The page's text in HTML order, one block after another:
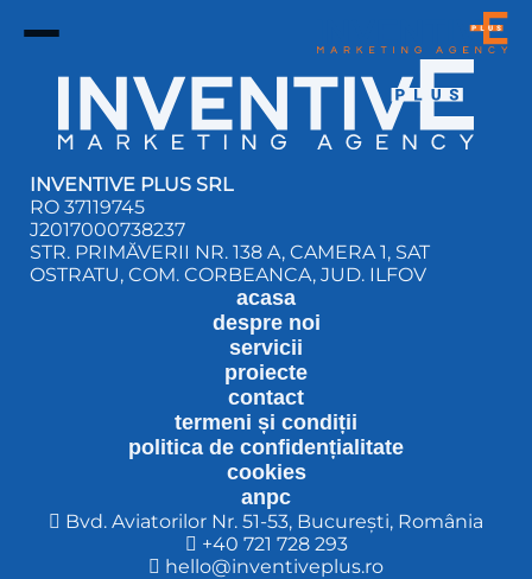
INVENTIVE PLUS SRL
RO 37119745
J2017000738237
STR. PRIMĂVERII NR. 138 A, CAMERA 1, SAT
OSTRATU, COM. CORBEANCA, JUD. ILFOV
acasa
despre noi
servicii
proiecte
contact
termeni și condiții
politica de confidențialitate
cookies
anpc
Bvd. Aviatorilor Nr. 51-53, București, România
+40 721 728 293
hello@inventiveplus.ro